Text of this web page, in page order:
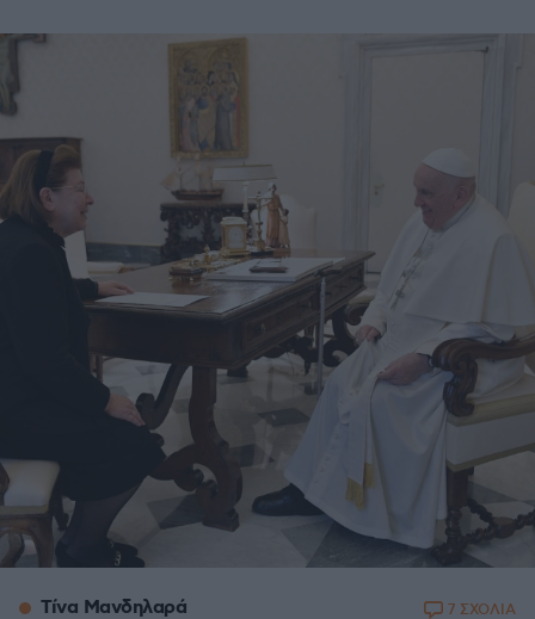
Τίνα Μανδηλαρά 7 ΣΧΟΛΙΑ